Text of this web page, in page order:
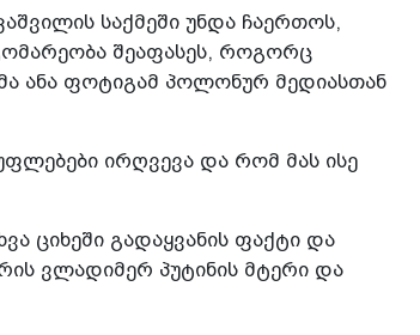
საქმეში უნდა ჩაერთოს,
შეაფასეს, როგორც
ანა ფოტიგამ პოლონურ მედიასთან
ირღვევა და რომ მას ისე
ციხეში გადაყვანის ფაქტი და
ვლადიმერ პუტინის მტერი და